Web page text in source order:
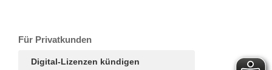
Für Privatkunden
Digital-Lizenzen kündigen